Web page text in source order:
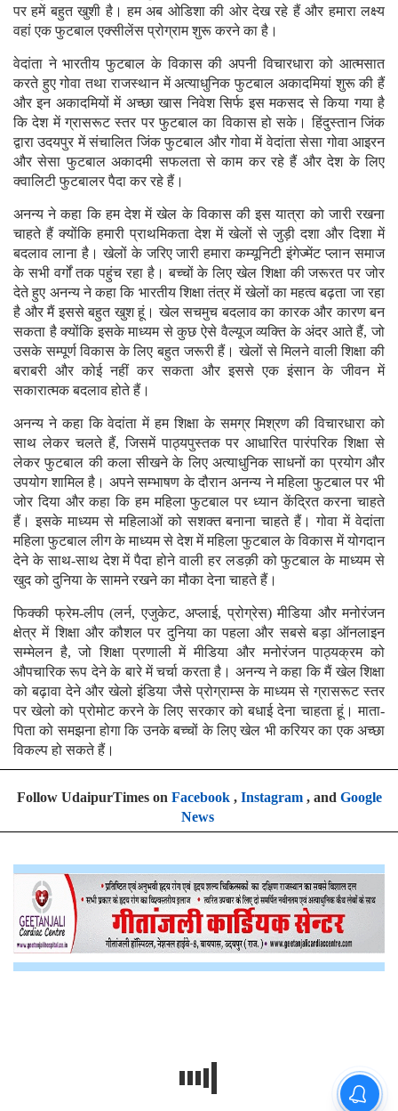
पर हमें बहुत खुशी है। हम अब ओडिशा की ओर देख रहे हैं और हमारा लक्ष्य
वहां एक फुटबाल एक्सीलेंस प्रोग्राम शुरू करने का है।
वेदांता ने भारतीय फुटबाल के विकास की अपनी विचारधारा को आत्मसात
करते हुए गोवा तथा राजस्थान में अत्याधुनिक फुटबाल अकादमियां शुरू की हैं
और इन अकादमियों में अच्छा खास निवेश सिर्फ इस मकसद से किया गया है
कि देश में ग्रासरूट स्तर पर फुटबाल का विकास हो सके। हिंदुस्तान जिंक
द्वारा उदयपुर में संचालित जिंक फुटबाल और गोवा में वेदांता सेसा गोवा आइरन
और सेसा फुटबाल अकादमी सफलता से काम कर रहे हैं और देश के लिए
क्वालिटी फुटबालर पैदा कर रहे हैं।
अनन्य ने कहा कि हम देश में खेल के विकास की इस यात्रा को जारी रखना
चाहते हैं क्योंकि हमारी प्राथमिकता देश में खेलों से जुड़ी दशा और दिशा में
बदलाव लाना है। खेलों के जरिए जारी हमारा कम्यूनिटी इंगेज्मेंट प्लान समाज
के सभी वर्गों तक पहुंच रहा है। बच्चों के लिए खेल शिक्षा की जरूरत पर जोर
देते हुए अनन्य ने कहा कि भारतीय शिक्षा तंत्र में खेलों का महत्व बढ़ता जा रहा
है और मैं इससे बहुत खुश हूं। खेल सचमुच बदलाव का कारक और कारण बन
सकता है क्योंकि इसके माध्यम से कुछ ऐसे वैल्यूज व्यक्ति के अंदर आते हैं, जो
उसके सम्पूर्ण विकास के लिए बहुत जरूरी हैं। खेलों से मिलने वाली शिक्षा की
बराबरी और कोई नहीं कर सकता और इससे एक इंसान के जीवन में
सकारात्मक बदलाव होते हैं।
अनन्य ने कहा कि वेदांता में हम शिक्षा के समग्र मिश्रण की विचारधारा को
साथ लेकर चलते हैं, जिसमें पाठ्यपुस्तक पर आधारित पारंपरिक शिक्षा से
लेकर फुटबाल की कला सीखने के लिए अत्याधुनिक साधनों का प्रयोग और
उपयोग शामिल है। अपने सम्भाषण के दौरान अनन्य ने महिला फुटबाल पर भी
जोर दिया और कहा कि हम महिला फुटबाल पर ध्यान केंद्रित करना चाहते
हैं। इसके माध्यम से महिलाओं को सशक्त बनाना चाहते हैं। गोवा में वेदांता
महिला फुटबाल लीग के माध्यम से देश में महिला फुटबाल के विकास में योगदान
देने के साथ-साथ देश में पैदा होने वाली हर लडक़ी को फुटबाल के माध्यम से
खुद को दुनिया के सामने रखने का मौका देना चाहते हैं।
फिक्की फ्रेम-लीप (लर्न, एजुकेट, अप्लाई, प्रोग्रेस) मीडिया और मनोरंजन
क्षेत्र में शिक्षा और कौशल पर दुनिया का पहला और सबसे बड़ा ऑनलाइन
सम्मेलन है, जो शिक्षा प्रणाली में मीडिया और मनोरंजन पाठ्यक्रम को
औपचारिक रूप देने के बारे में चर्चा करता है। अनन्य ने कहा कि मैं खेल शिक्षा
को बढ़ावा देने और खेलो इंडिया जैसे प्रोग्राम्स के माध्यम से ग्रासरूट स्तर
पर खेलो को प्रोमोट करने के लिए सरकार को बधाई देना चाहता हूं। माता-
पिता को समझना होगा कि उनके बच्चों के लिए खेल भी करियर का एक अच्छा
विकल्प हो सकते हैं।
Follow UdaipurTimes on Facebook, Instagram, and Google
News